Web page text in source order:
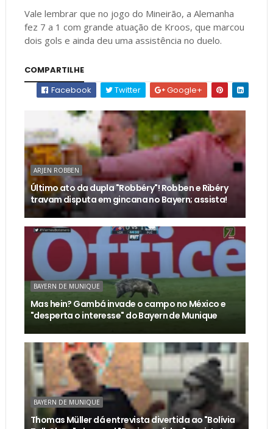
Vale lembrar que no jogo do Mineirão, a Alemanha
fez 7 a 1 com grande atuação de Kroos, que marcou
dois gols e ainda deu uma assistência no duelo.
COMPARTILHE
Facebook
Twitter Google+
ARJEN ROBBEN
Último ato da dupla "Robbéry"! Robben e Ribéry
travam disputa em gincana no Bayern; assista!
BAYERN DE MUNIQUE
Mas hein? Gambá invade o campo no México e
"desperta o interesse" do Bayern de Munique
BAYERN DE MUNIQUE
Thomas Müller dá entrevista divertida ao "Bolívia